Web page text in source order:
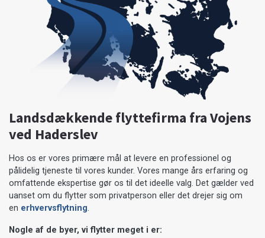
Landsdækkende flyttefirma fra Vojens
ved Haderslev
Hos os er vores primære mål at levere en professionel og
pålidelig tjeneste til vores kunder. Vores mange års erfaring og
omfattende ekspertise gør os til det ideelle valg. Det gælder ved
uanset om du flytter som privatperson eller det drejer sig om
en erhvervsflytning.
Nogle af de byer, vi flytter meget i er: